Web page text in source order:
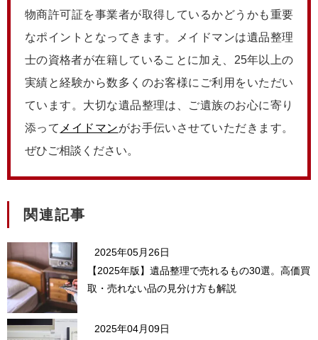
物商許可証を事業者が取得しているかどうかも重要
なポイントとなってきます。メイドマンは遺品整理
士の資格者が在籍していることに加え、25年以上の
実績と経験から数多くのお客様にご利用をいただい
ています。大切な遺品整理は、ご遺族のお心に寄り
添って メイドマンがお手伝いさせていただきます。
ぜひご相談ください。
関連記事
2025年05月26日
【2025年版】遺品整理で売れるもの30選。高価買
取・売れない品の見分け方も解説
2025年04月09日